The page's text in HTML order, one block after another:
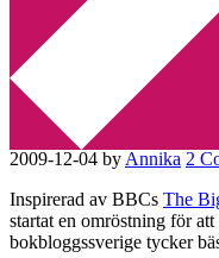
Vilken är
svenska
2009-12-04 by Annika 2
Inspirerad av BBCs The
startat en omröstning för
bokbloggssverige tycker